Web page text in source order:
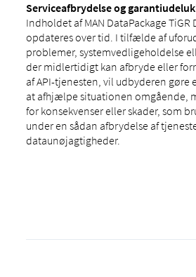
Serviceafbrydelse og
Indholdet af MAN DataPackage
opdateres over tid. I tilfælde af
problemer, systemvedligeholdelse
der midlertidigt kan afbryde eller
af ​​API-tjenesten, vil udbyderen gøre
at afhjælpe situationen omgående,
for konsekvenser eller skader, som
under en sådan afbrydelse af
dataunøjagtigheder.